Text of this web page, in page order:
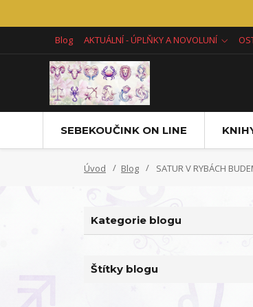
Blog AKTUÁLNÍ - ÚPLŇKY A NOVOLUNÍ
SEBEKOUČINK ON LINE
Úvod Blog SATUR V RYBÁCH
Kategorie blogu
Štítky blogu